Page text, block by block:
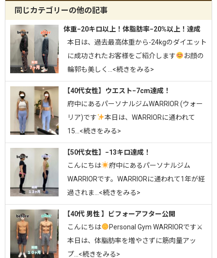
同じカテゴリーの他の記事
体重−20キロ以上！体脂肪率−20%以上！達成
⁡本日は、過去最高体重から-24kgのダイエット
に成功されたお客様をご紹介します
お顔の
輪郭も美しく…<続きをみる>
【40代女性】ウエスト−7cm達成！
府中にあるパーソナルジムWARRIOR (ウォー
リア)です
⁡⁡本日は、WARRIORに通われて
15…<続きをみる>
【50代女性】−13キロ達成！
こんにちは
府中にあるパーソナルジム
WARRIORです。⁡WARRIORに通われて1年が経
過されま…<続きをみる>
【40代 男性 】ビフォーアフター公開
こんにちは
Personal Gym WARRIORです⚔⁡
本日は、体脂肪率を増やさずに筋肉量アッ
プ…<続きをみる>